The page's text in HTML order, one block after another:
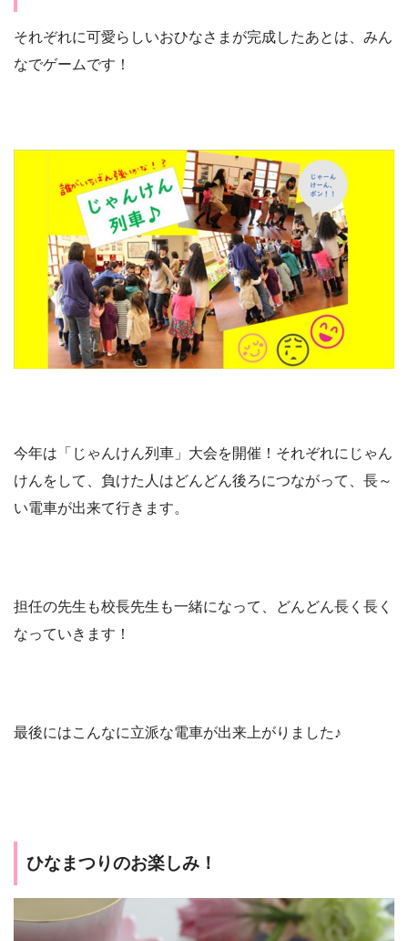
それぞれに可愛らしいおひなさまが完成したあとは、みん
なでゲームです！
今年は「じゃんけん列車」大会を開催！それぞれにじゃん
けんをして、負けた人はどんどん後ろにつながって、長～
い電車が出来て行きます。
担任の先生も校長先生も一緒になって、どんどん長く長く
なっていきます！
最後にはこんなに立派な電車が出来上がりました♪
ひなまつりのお楽しみ！